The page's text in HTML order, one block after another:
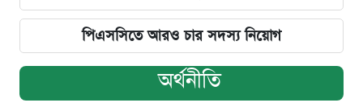
পিএসসিতে আরও চার সদস্য নিয়োগ
অর্থনীতি